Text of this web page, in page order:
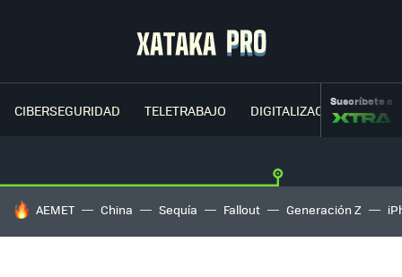
CIBERSEGURIDAD TELETRABAJO DIGITALIZACIÓNSuscríbete a
HOY SE HABLA DE
AEMET China Sequía Fallout Generación Z